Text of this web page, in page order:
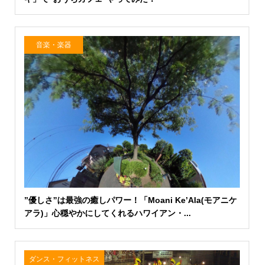
音楽・楽器
”優しさ”は最強の癒しパワー！「Moani Ke’Ala(モアニケ
アラ)」心穏やかにしてくれるハワイアン・...
ダンス・フィットネス